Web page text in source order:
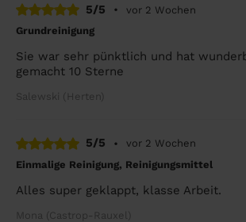
5/5
•
vor 2 Wochen
Grundreinigung
Sie war sehr pünktlich und hat
gemacht 10 Sterne
Salewski (Herten)
5/5 •
vor 2 Wochen
Einmalige Reinigung, Reinigungsmittel
Alles super geklappt, klasse Arbeit.
Mona (Castrop-Rauxel)